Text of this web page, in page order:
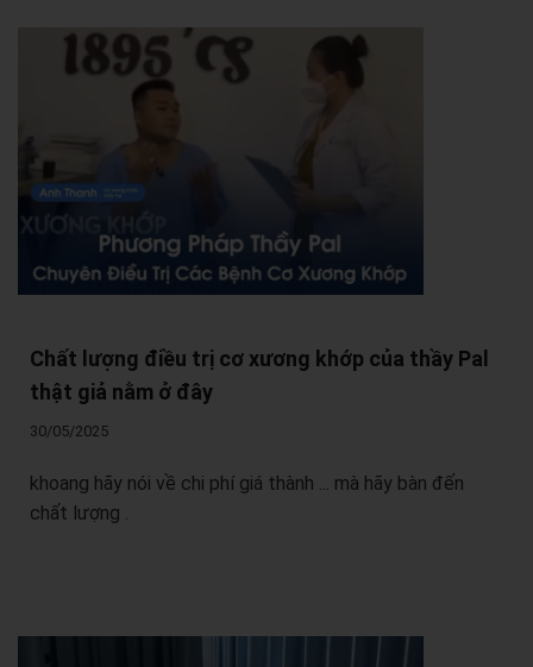
Chất lượng điều trị cơ xương khớp của thầy Pal
thật giả nằm ở đây
30/05/2025
khoang hãy nói về chi phí giá thành ... mà hãy bàn đến
chất lượng .